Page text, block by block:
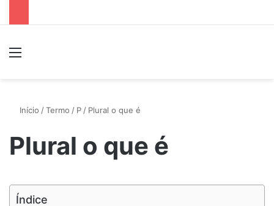
Início /Termo / P / Plural o que é
Plural o que é
Índice